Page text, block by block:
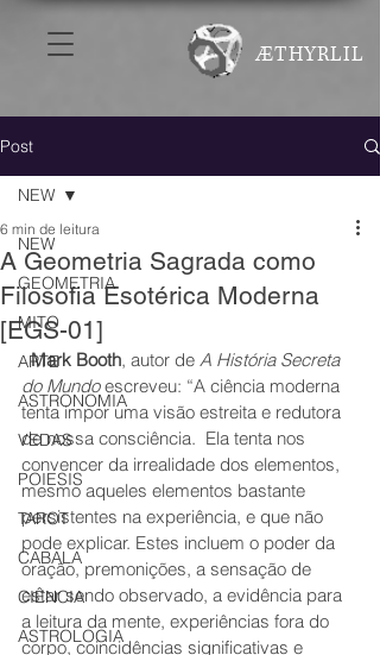
ÆTHYRLIL
Post
NEW
GEOMETRIA
MITO
ARTE
ASTRONOMIA
VEDAS
POIESIS
TAROT
CABALA
CIÊNCIA
ASTROLOGIA
NEW
A Geometria Sagrada como
Filosofia Esotérica Moderna
[EGS-01]
6 min de leitura
Mark Booth, autor de A História Secreta
do Mundo escreveu: “A ciência moderna
tenta impor uma visão estreita e redutora
de nossa consciência.  Ela tenta nos
convencer da irrealidade dos elementos,
mesmo aqueles elementos bastante
persistentes na experiência, e que não
pode explicar. Estes incluem o poder da
oração, premonições, a sensação de
estar sendo observado, a evidência para
a leitura da mente, experiências fora do
corpo, coincidências significativas e